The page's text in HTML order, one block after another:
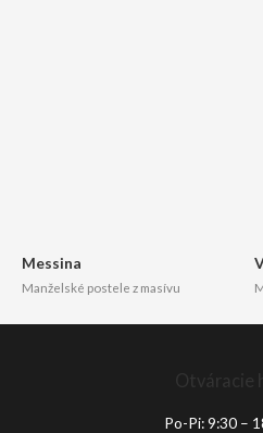
Messina
Manželské postele z masívu
Otváracie
Po-Pi: 9:30 –